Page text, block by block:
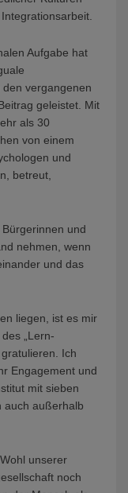
Aufgabe hat
vergangenen
geleistet. Mit
als 30
von einem
und
betreut,
und
nehmen, wenn
und das
liegen, ist es mir
„Lern-
Ich
Engagement und
mit sieben
auch außerhalb
unserer
noch